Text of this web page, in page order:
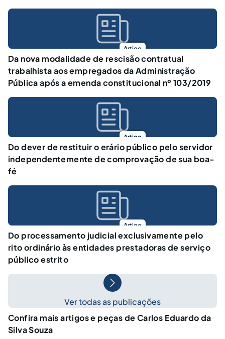
Artigo
Da nova modalidade de rescisão contratual
trabalhista aos empregados da Administração
Pública após a emenda constitucional nº 103/2019
Artigo
Do dever de restituir o erário público pelo servidor
independentemente de comprovação de sua boa-
fé
Artigo
Do processamento judicial exclusivamente pelo
rito ordinário às entidades prestadoras de serviço
público estrito
Ver todas as publicações
Confira mais artigos e peças de Carlos Eduardo da
Silva Souza